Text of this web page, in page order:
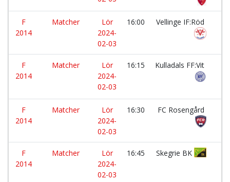
F
2014
Matcher
Lör
2024-
02-03
16:00 Vellinge IF:Röd
F
2014
Matcher
Lör
2024-
02-03
16:15 Kulladals FF:Vit
F
2014
Matcher
Lör
2024-
02-03
16:30 FC Rosengård
F
2014
Matcher
Lör
2024-
02-03
16:45 Skegrie BK